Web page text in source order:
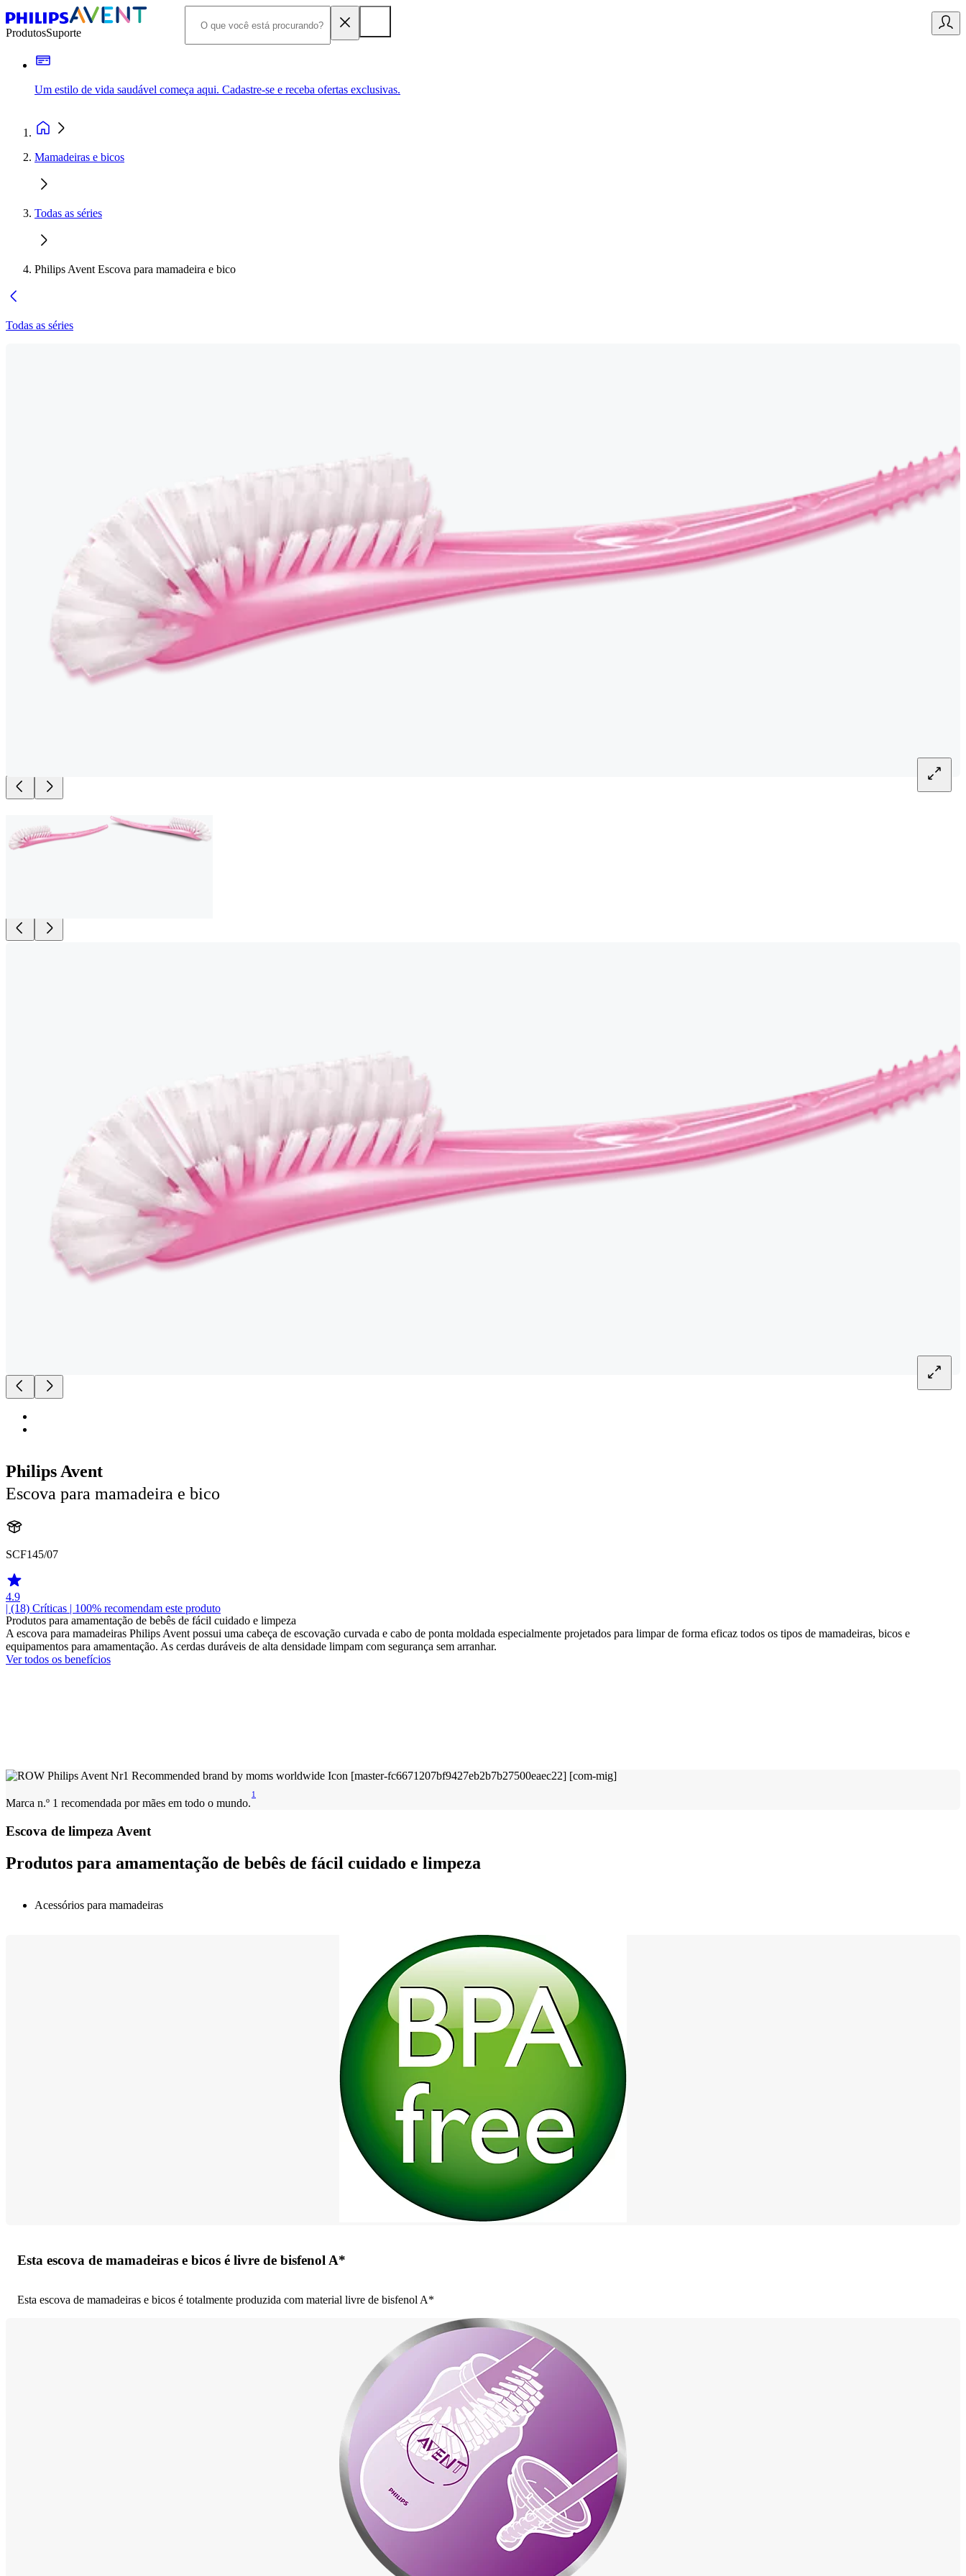
ProdutosSuporte
Um estilo de vida saudável começa aqui. Cadastre-se e receba ofertas exclusivas.
Mamadeiras e bicos
Todas as séries
Philips Avent Escova para mamadeira e bico
Todas as séries
Philips Avent
Escova para mamadeira e bico
SCF145/07
4.9
| (18) Críticas | 100% recomendam este produto
Produtos para amamentação de bebês de fácil cuidado e limpeza
A escova para mamadeiras Philips Avent possui uma cabeça de escovação curvada e cabo de ponta moldada especialmente projetados para limpar de forma eficaz todos os tipos de mamadeiras, bicos e
equipamentos para amamentação. As cerdas duráveis de alta densidade limpam com segurança sem arranhar.
Ver todos os benefícios
Marca n.º 1 recomendada por mães em todo o mundo.
1
Escova de limpeza Avent
Produtos para amamentação de bebês de fácil cuidado e limpeza
Acessórios para mamadeiras
Esta escova de mamadeiras e bicos é livre de bisfenol A*
Esta escova de mamadeiras e bicos é totalmente produzida com material livre de bisfenol A*